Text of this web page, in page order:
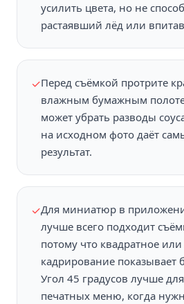
усилить цвета, но не
растаявший лёд или
✓Перед съёмкой протрите
влажным бумажным
может убрать разводы
на исходном фото даёт
результат.
✓Для миниатюр в
лучше всего подходит
потому что квадратное
кадрирование показывает
Угол 45 градусов лучше
печатных меню, когда